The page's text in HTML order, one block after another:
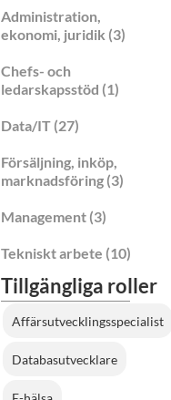
Administration,
ekonomi, juridik (3)
Chefs- och
ledarskapsstöd (1)
Data/IT(27)
Försäljning, inköp,
marknadsföring(3)
Management(3)
Tekniskt arbete (10)
Tillgängliga roller
Affärsutvecklingsspecialist
Databasutvecklare